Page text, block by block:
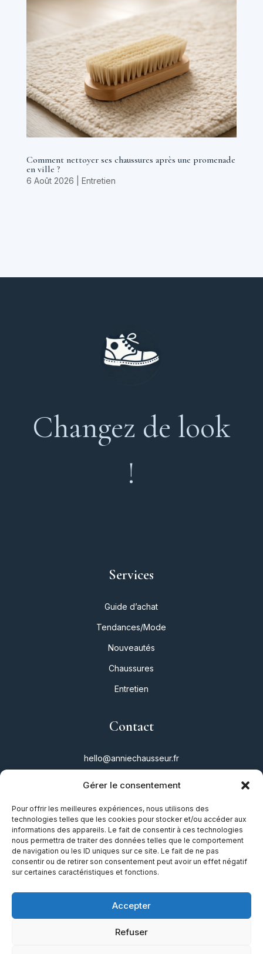
Gérer le consentement
Pour offrir les meilleures expériences, nous utilisons des
technologies telles que les cookies pour stocker et/ou accéder aux
informations des appareils. Le fait de consentir à ces technologies
nous permettra de traiter des données telles que le comportement
de navigation ou les ID uniques sur ce site. Le fait de ne pas
consentir ou de retirer son consentement peut avoir un effet négatif
sur certaines caractéristiques et fonctions.
Accepter
Refuser
Comment nettoyer ses chaussures après une promenade
en ville ?
6 Août 2026 Entretien
Changez de look
!
Services
Guide d’achat
Tendances/Mode
Nouveautés
Chaussures
Entretien
Contact
hello@anniechausseur.fr
Instagram
Twitter
Facebook